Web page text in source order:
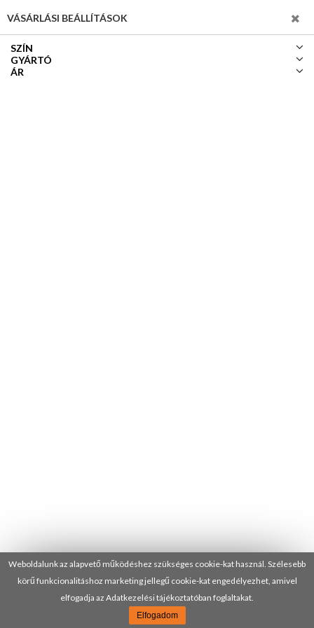
Weboldalunk az alapvető működéshez szükséges cookie-kat használ. Szélesebb
körű funkcionalitáshoz marketing jellegű cookie-kat engedélyezhet, amivel
elfogadja az Adatkezelési tájékoztatóban foglaltakat.
Elfogadom
VÁSÁRLÁSI BEÁLLÍTÁSOK
SZÍN
GYÁRTÓ
ÁR